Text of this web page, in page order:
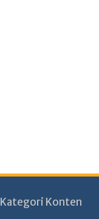
Kategori Konten